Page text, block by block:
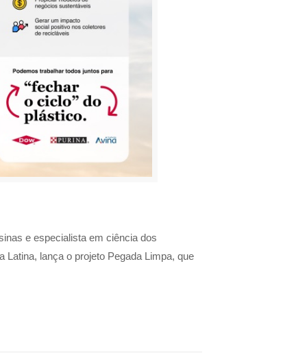
e especialista em ciência dos
lança o projeto Pegada Limpa, que